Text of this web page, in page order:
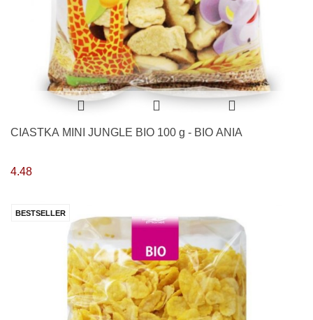
CIASTKA MINI JUNGLE BIO 100 g - BIO ANIA
4.48
BESTSELLER